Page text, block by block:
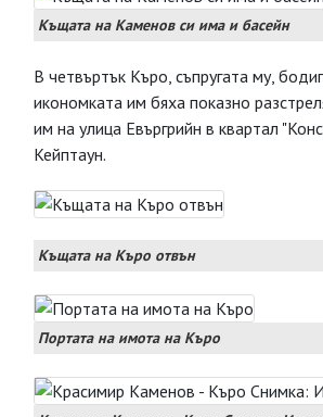
Къщата на Каменов си има и басейн
В четвъртък Къро, съпругата му,
иконoмката им бяха показно
им на улица Евъргрийн в квартал
Кейптаун.
Къщата на Къро отвън
Портата на имота на Къро